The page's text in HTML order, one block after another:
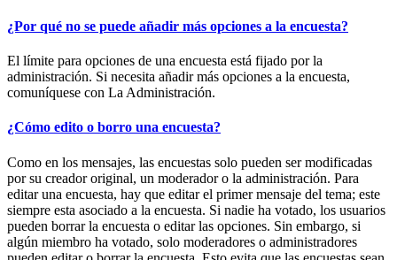
¿Por qué no se puede añadir más opciones a la encuesta?
El límite para opciones de una encuesta está fijado por la
administración. Si necesita añadir más opciones a la encuesta,
comuníquese con La Administración.
¿Cómo edito o borro una encuesta?
Como en los mensajes, las encuestas solo pueden ser modificadas
por su creador original, un moderador o la administración. Para
editar una encuesta, hay que editar el primer mensaje del tema; este
siempre esta asociado a la encuesta. Si nadie ha votado, los usuarios
pueden borrar la encuesta o editar las opciones. Sin embargo, si
algún miembro ha votado, solo moderadores o administradores